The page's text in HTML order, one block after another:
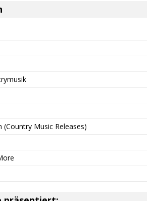
(Country Music Releases)